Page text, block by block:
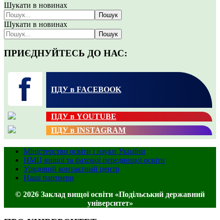
Шукати в новинах
Пошук
Шукати в новинах
Пошук
ПРИЄДНУЙТЕСЬ ДО НАС:
ПДУ в FACEBOOK
ПДУ в YOUTUBE
ПДУ в INSTAGRAM
Міністерство освіти і науки України
НМЦ вищої та фахової передвищої освіти
Урядовий контактний центр
Наші партнери
© 2026 Заклад вищої освіти «Подільський державний
університет»